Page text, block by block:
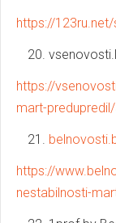
https://
https://
mart-
https://
nestabilnosti-